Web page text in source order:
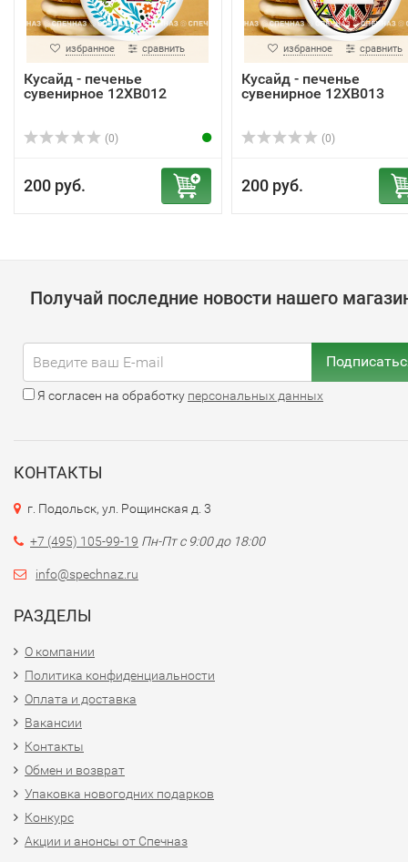
избранное сравнить
Кусайд - печенье
сувенирное 12ХВ012
(0)
200 руб.
избранное сравнить
Кусайд - печенье
сувенирное 12ХВ013
(0)
200 руб.
Получай последние новости нашего
Я согласен на обработку персональных данных
КОНТАКТЫ
г. Подольск, ул. Рощинская д. 3
+7 (495) 105-99-19 Пн-Пт с 9:00 до 18:00
info@spechnaz.ru
РАЗДЕЛЫ
О компании
Политика конфиденциальности
Оплата и доставка
Вакансии
Контакты
Обмен и возврат
Упаковка новогодних подарков
Конкурс
Акции и анонсы от Спечназ